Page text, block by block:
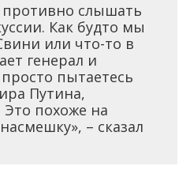
слышать
Как будто мы
или что-то в
генерал и
пытаетесь
Путина,
похоже на
– сказал